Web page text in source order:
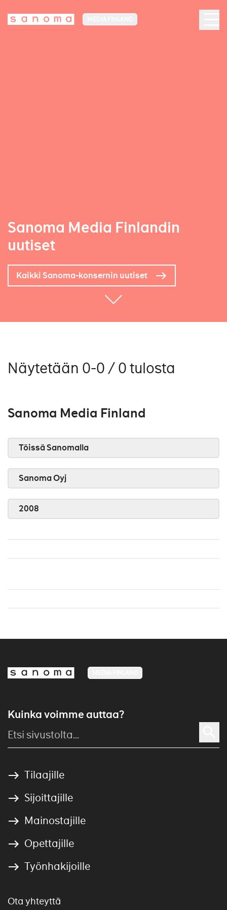
Sanoma Media Finlandin
uutiset
Kaikki Sanoma-konsernin uutiset
Näytetään 0-0 / 0 tulosta
Sanoma Media Finland
Töissä Sanomalla
Sanoma Oyj
2008
Kuinka voimme auttaa?
Tilaajille
Sijoittajille
Mainostajille
Opettajille
Työnhakijoille
Ota yhteyttä